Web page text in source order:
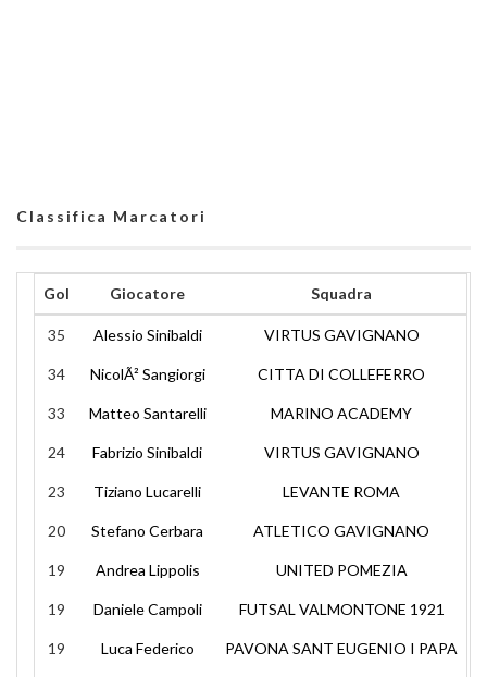
Classifica Marcatori
Gol Giocatore Squadra
35 Alessio Sinibaldi VIRTUS GAVIGNANO
34 NicolÃ² Sangiorgi CITTA DI COLLEFERRO
33 Matteo Santarelli MARINO ACADEMY
24 Fabrizio Sinibaldi VIRTUS GAVIGNANO
23 Tiziano Lucarelli LEVANTE ROMA
20 Stefano Cerbara ATLETICO GAVIGNANO
19 Andrea Lippolis UNITED POMEZIA
19 Daniele Campoli FUTSAL VALMONTONE 1921
19 Luca Federico PAVONA SANT EUGENIO I PAPA